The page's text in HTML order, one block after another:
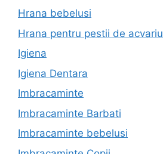
Hrana bebelusi
Hrana pentru pestii de acvariu
Igiena
Igiena Dentara
Imbracaminte
Imbracaminte Barbati
Imbracaminte bebelusi